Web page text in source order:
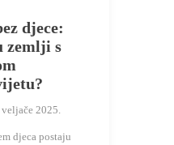
djece:
zemlji s
veljače 2025.
djeca postaju